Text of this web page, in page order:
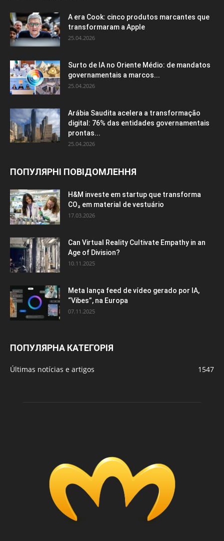
A era Cook: cinco produtos marcantes que
transformaram a Apple
25.04.2026
Surto de IA no Oriente Médio: de mandatos
governamentais a marcos...
25.04.2026
Arábia Saudita acelera a transformação
digital: 76% das entidades governamentais
prontas...
25.04.2026
ПОПУЛЯРНІ ПОВІДОМЛЕННЯ
H&M investe em startup que transforma
CO₂ em material de vestuário
17.03.2026
Can Virtual Reality Cultivate Empathy in an
Age of Division?
10.11.2025
Meta lança feed de vídeo gerado por IA,
“Vibes”, na Europa
07.11.2025
ПОПУЛЯРНА КАТЕГОРІЯ
Últimas notícias e artigos 1547